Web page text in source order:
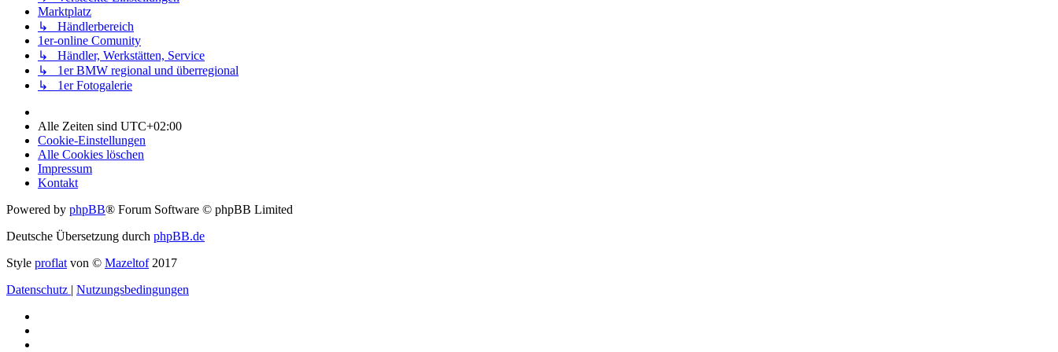
Marktplatz
↳ Händlerbereich
1er-online Comunity
↳ Händler, Werkstätten, Service
↳ 1er BMW regional und überregional
↳ 1er Fotogalerie
Alle Zeiten sind UTC+02:00
Cookie-Einstellungen
Alle Cookies löschen
Impressum
Kontakt
Powered by phpBB® Forum Software © phpBB Limited
Deutsche Übersetzung durch phpBB.de
Style proflat von © Mazeltof2017
Datenschutz | Nutzungsbedingungen